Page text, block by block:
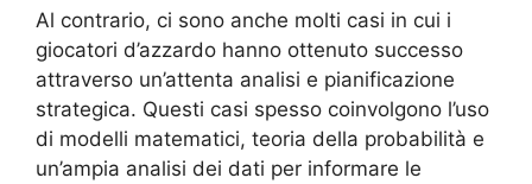
Al contrario, ci sono anche molti casi in cui i
giocatori d’azzardo hanno ottenuto successo
attraverso un’attenta analisi e pianificazione
strategica. Questi casi spesso coinvolgono l’uso
di modelli matematici, teoria della probabilità e
un’ampia analisi dei dati per informare le